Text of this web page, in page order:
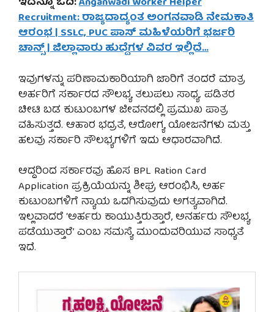
Recruitment: ರಾಜ್ಯದಾದ್ಯಂತ ಅಂಗನವಾಡಿ ನೇಮಕಾತಿ
ಆರಂಭ | SSLC, PUC ಪಾಸ್ ಮಹಿಳೆಯರಿಗೆ ಭರ್ಜರಿ
ಚಾನ್ಸ್ | ಜಿಲ್ಲಾವಾರು ಹುದ್ದೆಗಳ ವಿವರ ಇಲ್ಲಿದೆ…
ಇವುಗಳನ್ನು ಪರಿಣಾಮಕಾರಿಯಾಗಿ ಜಾರಿಗೆ ತಂದರೆ ಮಾತ್ರ
ಅರ್ಹರಿಗೆ ಸರ್ಕಾರದ ಸೌಲಭ್ಯ ತಲುಪಲು ಸಾಧ್ಯ. ಪಡಿತರ
ಚೀಟಿ ಬಡ ಕುಟುಂಬಗಳ ಜೀವನದಲ್ಲಿ ಪ್ರಮುಖ ಪಾತ್ರ
ವಹಿಸುತ್ತದೆ. ಆಹಾರ ಭದ್ರತೆ, ಆರೋಗ್ಯ ಯೋಜನೆಗಳು ಮತ್ತು
ಹಲವು ಸರ್ಕಾರಿ ಸೌಲಭ್ಯಗಳಿಗೆ ಇದು ಆಧಾರವಾಗಿದೆ.
ಆದ್ದರಿಂದ ಸರ್ಕಾರವು ಹೊಸ BPL Ration Card
Application ಪ್ರಕ್ರಿಯೆಯನ್ನು ಶೀಘ್ರ ಆರಂಭಿಸಿ, ಅರ್ಹ
ಕುಟುಂಬಗಳಿಗೆ ನ್ಯಾಯ ಒದಗಿಸುವುದು ಅಗತ್ಯವಾಗಿದೆ.
ಇಲ್ಲವಾದರೆ ‘ಅರ್ಹರು ಕಾಯುತ್ತಿರುತ್ತಾರೆ, ಅನರ್ಹರು ಸೌಲಭ್ಯ
ಪಡೆಯುತ್ತಾರೆ’ ಎಂಬ ಸಮಸ್ಯೆ ಮುಂದುವರಿಯುವ ಸಾಧ್ಯತೆ
ಇದೆ.